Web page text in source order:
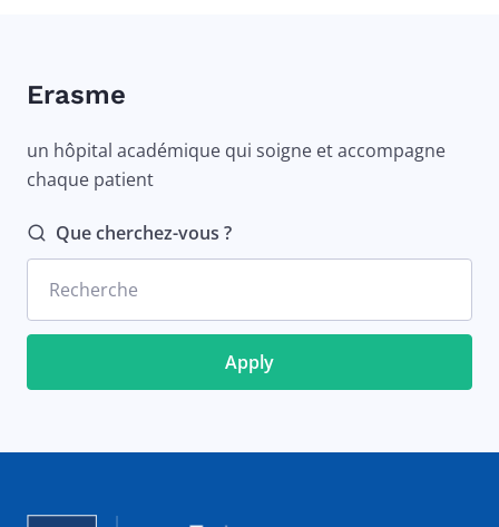
Erasme
un hôpital académique qui soigne et accompagne
chaque patient
Que cherchez-vous ?
Recherche